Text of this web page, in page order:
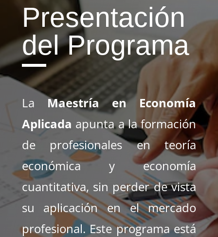
Presentación
del Programa
La Maestría en Economía
Aplicada apunta a la formación
de profesionales en teoría
económica y economía
cuantitativa, sin perder de vista
su aplicación en el mercado
profesional. Este programa está